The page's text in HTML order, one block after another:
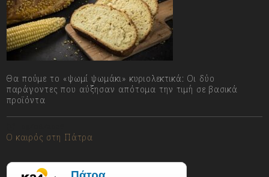
Θα πούμε το «ψωμί ψωμάκι» κυριολεκτικά: Οι δύο
παράγοντες που αύξησαν απότομα την τιμή σε βασικά
προϊόντα
Ο καιρός στη Πάτρα